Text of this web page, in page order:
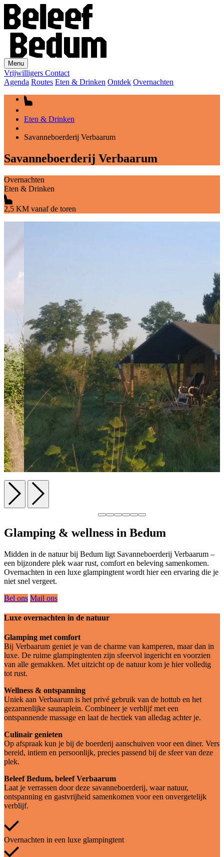
Menu
Vrijwilligers Contact
Agenda Routes Eten & Drinken Ontdek Overnachten
Eten & Drinken
Savanneboerderij Verbaarum
Savanneboerderij Verbaarum
Overnachten
Eten & Drinken
2,5 KM vanaf de toren
Glamping & wellness in Bedum
Midden in de natuur bij Bedum ligt Savanneboerderij Verbaarum –
een bijzondere plek waar rust, comfort en beleving samenkomen.
Overnachten in een luxe glampingtent wordt hier een ervaring die je
niet snel vergeet.
Bel ons Mail ons
Luxe overnachten in de natuur
Glamping met comfort
Bij Verbaarum geniet je van de charme van kamperen, maar dan in
luxe. De ruime glampingtenten zijn sfeervol ingericht en voorzien
van alle gemakken. Met uitzicht op de natuur kom je hier volledig
tot rust.
Wellness & ontspanning
Uniek aan Verbaarum is het privé gebruik van de hottub en het
gezamenlijke saunaplein. Combineer je verblijf met een
ontspannende massage en laat de hectiek van alledag achter je.
Culinair genieten
Op afspraak kun je bij de boerderij aanschuiven voor een diner. Vers
bereid, intiem en persoonlijk, precies passend bij de sfeer van deze
plek.
Beleef Bedum, beleef Verbaarum
Laat je verrassen door deze savanneboerderij, waar natuur,
ontspanning en gastvrijheid samenkomen voor een onvergetelijk
verblijf.
Overnachten in een luxe glampingtent